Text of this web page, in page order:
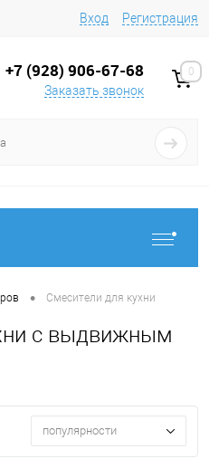
Вход Регистрация
+7 (928) 906-67-68
Заказать звонок
0
• Смесители для кухни
с выдвижным
популярности